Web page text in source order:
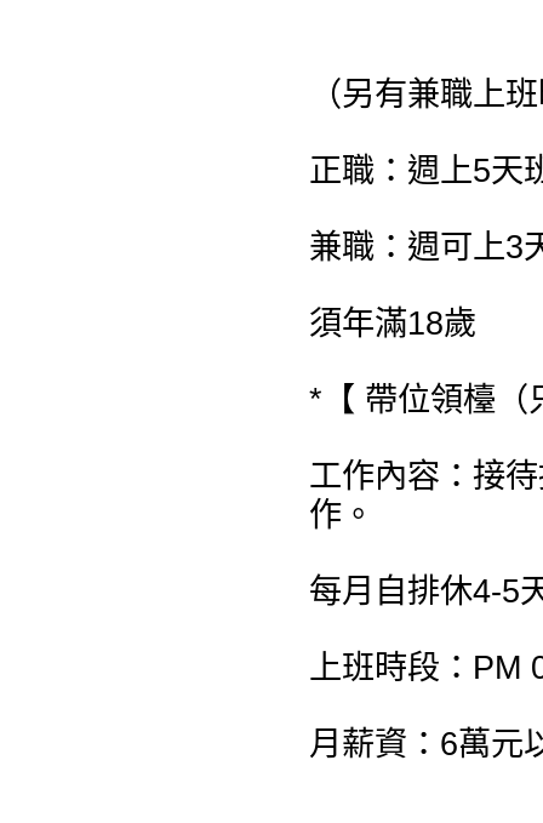
（另有兼職上
正職：週上5天
兼職：週可上3
須年滿18歲
*【 帶位領檯（
工作內容：接
作。
每月自排休4-5
上班時段：PM
月薪資：6萬元